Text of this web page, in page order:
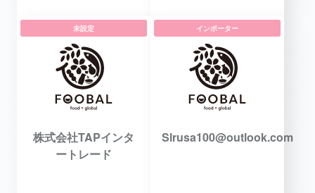
未設定
株式会社TAPインタ
ートレード
インポーター
Slrusa100@outlook.com